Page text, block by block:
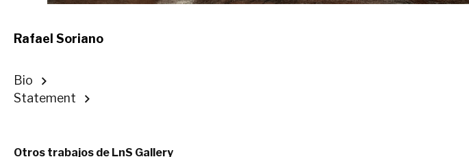
Rafael Soriano
Bio
Statement
Otros trabajos de LnS Gallery